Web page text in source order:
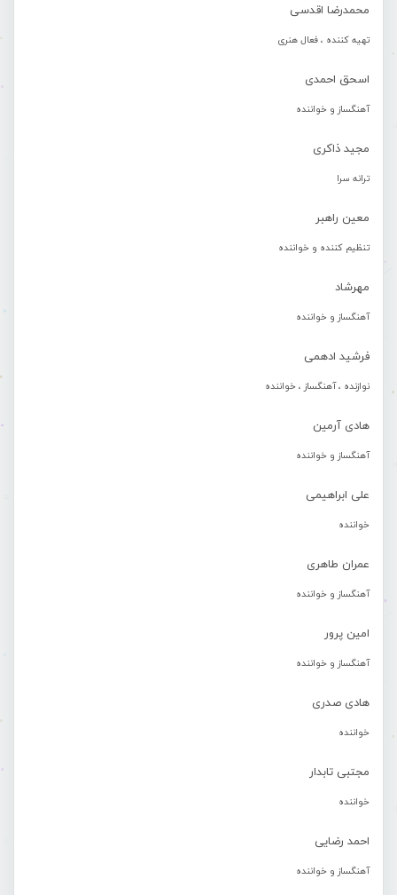
محمدرضا اقدسی
تهیه کننده ، فعال هنری
اسحق احمدی
آهنگساز و خواننده
مجید ذاکری
ترانه سرا
معین راهبر
تنظیم کننده و خواننده
مهرشاد
آهنگساز و خواننده
فرشید ادهمی
نوازنده ، آهنگساز ، خواننده
هادی آرمین
آهنگساز و خواننده
علی ابراهیمی
خواننده
عمران طاهری
آهنگساز و خواننده
امین پرور
آهنگساز و خواننده
هادی صدری
خواننده
مجتبی تابدار
خواننده
احمد رضایی
آهنگساز و خواننده